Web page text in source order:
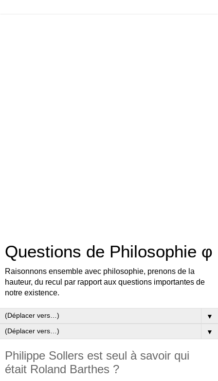
Questions de Philosophie φ
Raisonnons ensemble avec philosophie, prenons de la
hauteur, du recul par rapport aux questions importantes de
notre existence.
▼
▼
Philippe Sollers est seul à savoir qui
était Roland Barthes ?